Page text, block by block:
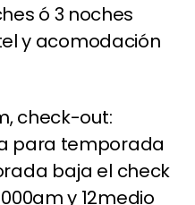
ó 3 noches
y acomodación
check-out:
para temporada
baja el check
y 12medio